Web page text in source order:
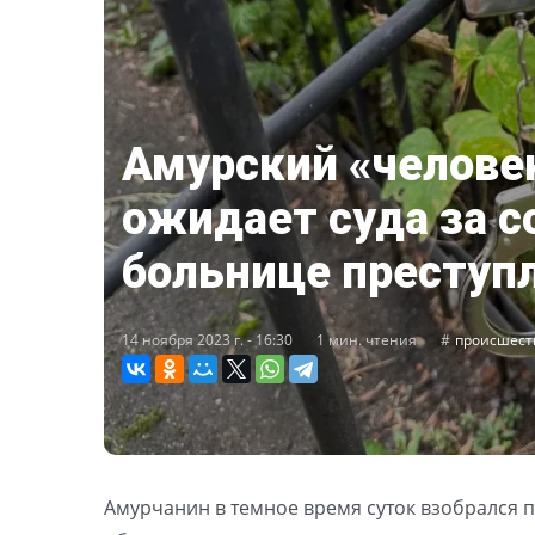
Амурский
ожидает суда за
больнице
14 ноября 2023 г. - 16:30 1 мин. чтения
Амурчанин в темное время суток